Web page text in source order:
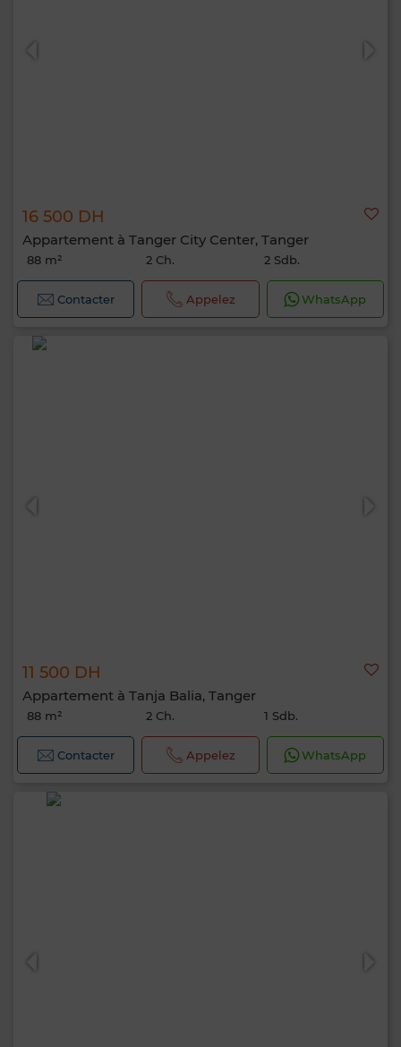
16 500 DH
Appartement à Tanger City Center, Tanger
88 m² 2 Ch. 2 Sdb.
Contacter Appelez WhatsApp
11 500 DH
Appartement à Tanja Balia, Tanger
88 m² 2 Ch. 1 Sdb.
Contacter Appelez WhatsApp